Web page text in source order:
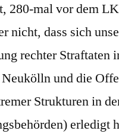
280-mal vor dem
nicht, dass sich
rechter Straftaten
und die
Strukturen in
erledigt